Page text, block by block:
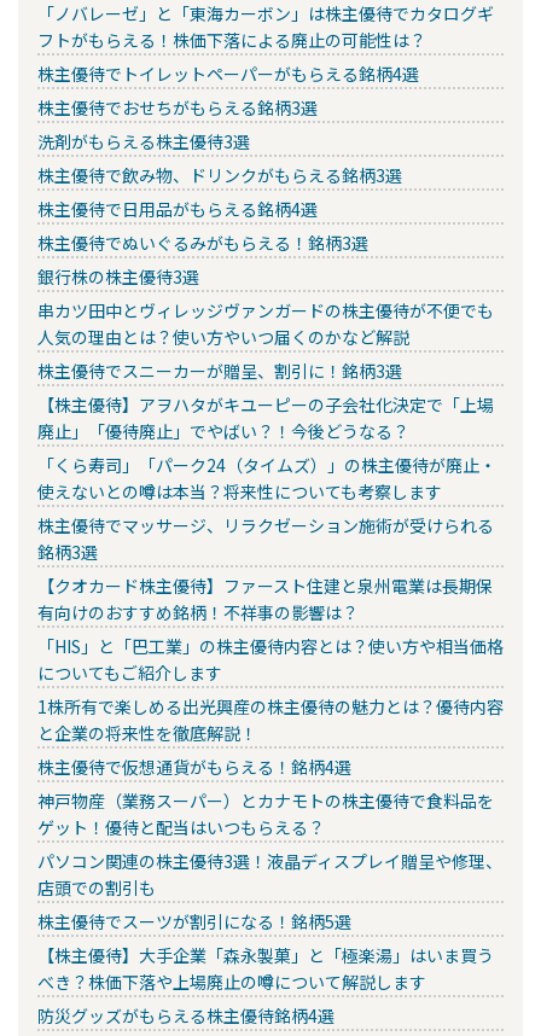
「ノバレーゼ」と「東海カーボン」は株主優待でカタログギ
フトがもらえる！株価下落による廃止の可能性は？
株主優待でトイレットペーパーがもらえる銘柄4選
株主優待でおせちがもらえる銘柄3選
洗剤がもらえる株主優待3選
株主優待で飲み物、ドリンクがもらえる銘柄3選
株主優待で日用品がもらえる銘柄4選
株主優待でぬいぐるみがもらえる！銘柄3選
銀行株の株主優待3選
串カツ田中とヴィレッジヴァンガードの株主優待が不便でも
人気の理由とは？使い方やいつ届くのかなど解説
株主優待でスニーカーが贈呈、割引に！銘柄3選
【株主優待】アヲハタがキユーピーの子会社化決定で「上場
廃止」「優待廃止」でやばい？！今後どうなる？
「くら寿司」「パーク24（タイムズ）」の株主優待が廃止・
使えないとの噂は本当？将来性についても考察します
株主優待でマッサージ、リラクゼーション施術が受けられる
銘柄3選
【クオカード株主優待】ファースト住建と泉州電業は長期保
有向けのおすすめ銘柄！不祥事の影響は？
「HIS」と「巴工業」の株主優待内容とは？使い方や相当価格
についてもご紹介します
1株所有で楽しめる出光興産の株主優待の魅力とは？優待内容
と企業の将来性を徹底解説！
株主優待で仮想通貨がもらえる！銘柄4選
神戸物産（業務スーパー）とカナモトの株主優待で食料品を
ゲット！優待と配当はいつもらえる？
パソコン関連の株主優待3選！液晶ディスプレイ贈呈や修理、
店頭での割引も
株主優待でスーツが割引になる！銘柄5選
【株主優待】大手企業「森永製菓」と「極楽湯」はいま買う
べき？株価下落や上場廃止の噂について解説します
防災グッズがもらえる株主優待銘柄4選